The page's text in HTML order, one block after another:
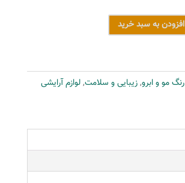
افزودن به سبد خرید
رنگ مو و ابرو,زیبایی و سلامت,لوازم آرایشی